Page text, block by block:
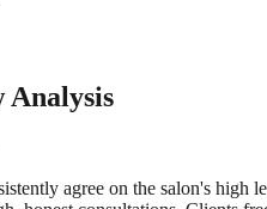
Analysis
agree on the salon's high